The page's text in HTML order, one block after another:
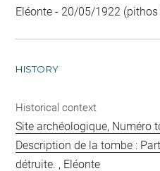
Eléonte - 20/05/1922 (pithos
HISTORY
Historical context
Site archéologique, Numéro
Description de la tombe :
détruite. , Eléonte